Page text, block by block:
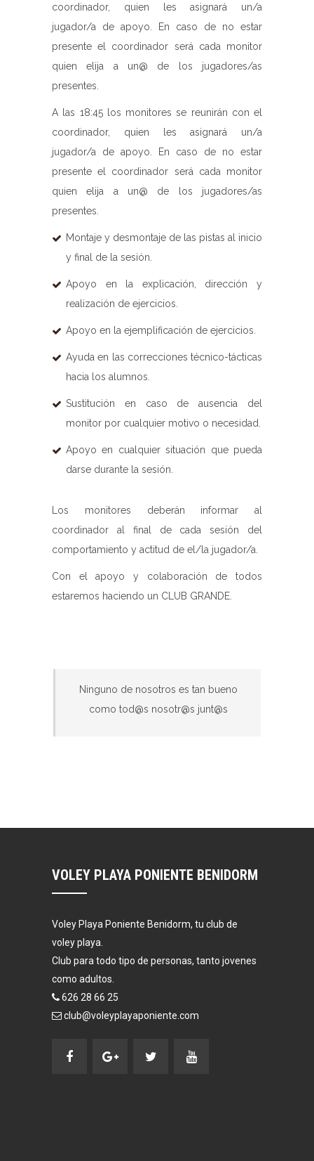
coordinador, quien les asignará un/a
jugador/a de apoyo. En caso de no estar
presente el coordinador será cada monitor
quien elija a un@ de los jugadores/as
presentes.
A las 18:45 los monitores se reunirán con el
coordinador, quien les asignará un/a
jugador/a de apoyo. En caso de no estar
presente el coordinador será cada monitor
quien elija a un@ de los jugadores/as
presentes.
Montaje y desmontaje de las pistas al inicio
y final de la sesión.
Apoyo en la explicación, dirección y
realización de ejercicios.
Apoyo en la ejemplificación de ejercicios.
Ayuda en las correcciones técnico-tácticas
hacia los alumnos.
Sustitución en caso de ausencia del
monitor por cualquier motivo o necesidad.
Apoyo en cualquier situación que pueda
darse durante la sesión.
Los monitores deberán informar al
coordinador al final de cada sesión del
comportamiento y actitud de el/la jugador/a.
Con el apoyo y colaboración de todos
estaremos haciendo un CLUB GRANDE.
Ninguno de nosotros es tan bueno
como tod@s nosotr@s junt@s
VOLEY PLAYA PONIENTE BENIDORM
Voley Playa Poniente Benidorm, tu club de
voley playa.
Club para todo tipo de personas, tanto jovenes
como adultos.
626 28 66 25
club@voleyplayaponiente.com